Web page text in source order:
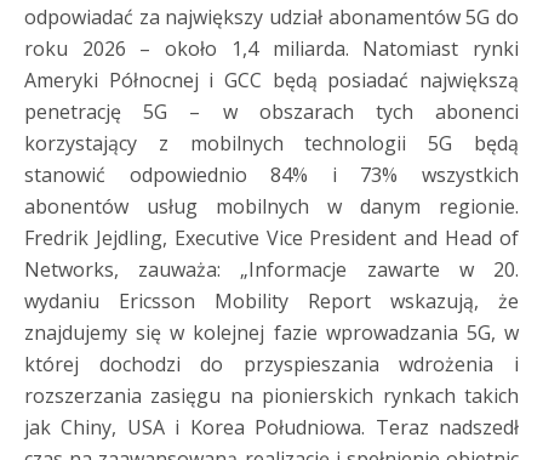
odpowiadać za największy udział abonamentów 5G do
roku 2026 – około 1,4 miliarda. Natomiast rynki
Ameryki Północnej i GCC będą posiadać największą
penetrację 5G – w obszarach tych abonenci
korzystający z mobilnych technologii 5G będą
stanowić odpowiednio 84% i 73% wszystkich
abonentów usług mobilnych w danym regionie.
Fredrik Jejdling, Executive Vice President and Head of
Networks, zauważa: „Informacje zawarte w 20.
wydaniu Ericsson Mobility Report wskazują, że
znajdujemy się w kolejnej fazie wprowadzania 5G, w
której dochodzi do przyspieszania wdrożenia i
rozszerzania zasięgu na pionierskich rynkach takich
jak Chiny, USA i Korea Południowa. Teraz nadszedł